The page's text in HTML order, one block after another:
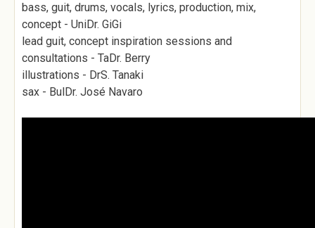
bass, guit, drums, vocals, lyrics, production, mix,
concept - UniDr. GiGi
lead guit, concept inspiration sessions and
consultations - TaDr. Berry
illustrations - DrS. Tanaki
sax - BulDr. José Navaro